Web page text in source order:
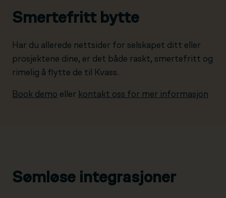
Smertefritt bytte
Har du allerede nettsider for selskapet ditt eller
prosjektene dine, er det både raskt, smertefritt og
rimelig å flytte de til Kvass.
Book demo eller kontakt oss for mer informasjon
Sømløse integrasjoner